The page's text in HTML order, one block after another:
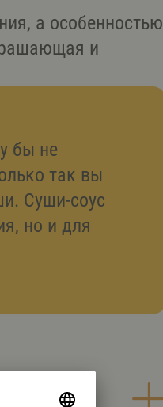
а особенностью
и
бы не
так вы
Суши-соус
но и для